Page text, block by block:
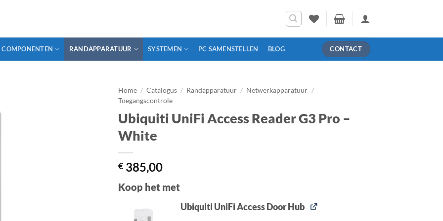
COMPONENTEN RANDAPPARATUUR SYSTEMEN PC SAMENSTELLEN BLOG CONTACT
Home / Catalogus / Randapparatuur / Netwerkapparatuur /
Toegangscontrole
Ubiquiti UniFi Access Reader G3 Pro –
White
€ 385,00
Koop het met
Ubiquiti UniFi Access Door Hub